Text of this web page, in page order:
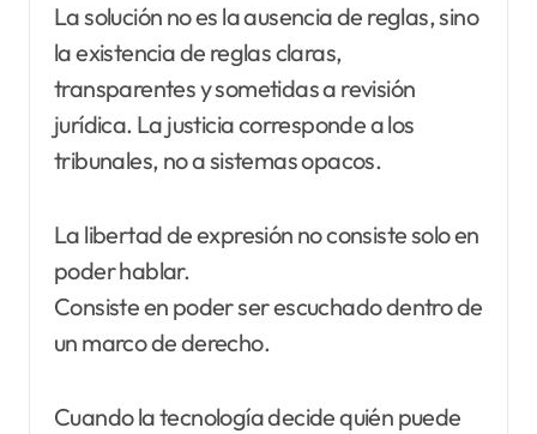
La solución no es la ausencia de reglas, sino
la existencia de reglas claras,
transparentes y sometidas a revisión
jurídica. La justicia corresponde a los
tribunales, no a sistemas opacos.
La libertad de expresión no consiste solo en
poder hablar.
Consiste en poder ser escuchado dentro de
un marco de derecho.
Cuando la tecnología decide quién puede